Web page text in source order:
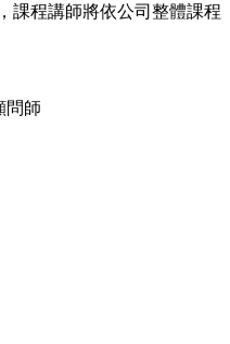
課程講師將依公司整體課程
問師